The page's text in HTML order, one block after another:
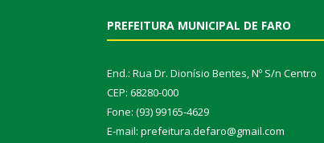
PREFEITURA MUNICIPAL DE FARO
End.: Rua Dr. Dionísio Bentes, Nº S/n Centro
CEP: 68280-000
Fone: (93) 99165-4629
E-mail: prefeitura.defaro@gmail.com